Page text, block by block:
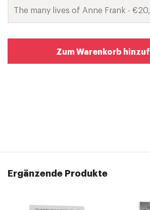
Zum Warenkorb
Ergänzende Produkte